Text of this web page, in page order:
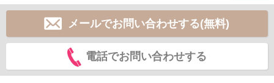
メールでお問い合わせする(無料)
電話でお問い合わせする